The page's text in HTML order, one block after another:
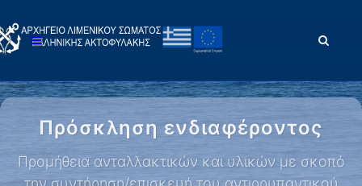
Πρόσκληση ενδιαφέροντος
Προμήθεια ανταλλακτικών και υλικών με σκοπό